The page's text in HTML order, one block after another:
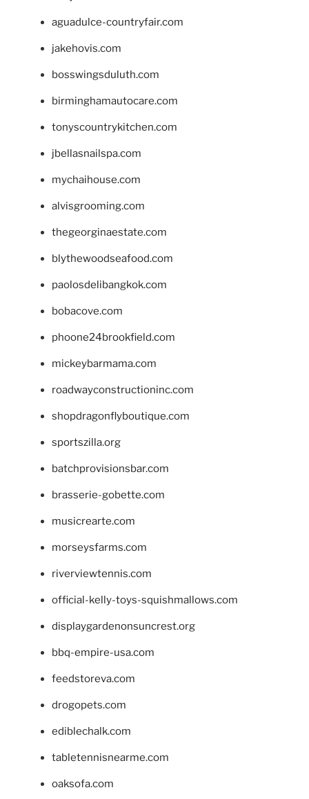
aguadulce-countryfair.com
jakehovis.com
bosswingsduluth.com
birminghamautocare.com
tonyscountrykitchen.com
jbellasnailspa.com
mychaihouse.com
alvisgrooming.com
thegeorginaestate.com
blythewoodseafood.com
paolosdelibangkok.com
bobacove.com
phoone24brookfield.com
mickeybarmama.com
roadwayconstructioninc.com
shopdragonflyboutique.com
sportszilla.org
batchprovisionsbar.com
brasserie-gobette.com
musicrearte.com
morseysfarms.com
riverviewtennis.com
official-kelly-toys-squishmallows.com
displaygardenonsuncrest.org
bbq-empire-usa.com
feedstoreva.com
drogopets.com
ediblechalk.com
tabletennisnearme.com
oaksofa.com